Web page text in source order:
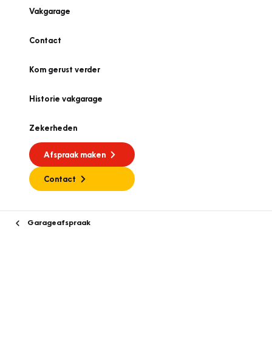
Vakgarage
Contact
Kom gerust verder
Historie vakgarage
Zekerheden
Afspraak maken
Contact
Garageafspraak